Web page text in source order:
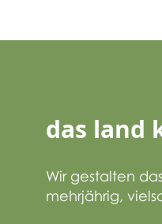
das land
Wir gestalten
mehrjährig,